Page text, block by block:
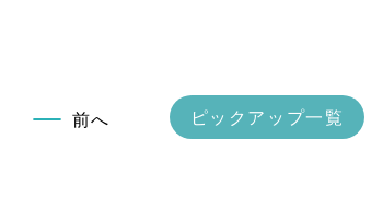
前へ ピックアップ一覧